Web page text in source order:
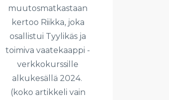
muutosmatkastaan
kertoo Riikka, joka
osallistui Tyylikäs ja
toimiva vaatekaappi -
verkkokurssille
alkukesällä 2024.
(koko artikkeli vain